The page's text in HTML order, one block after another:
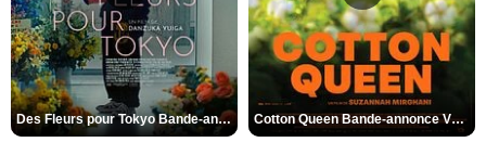
Des Fleurs pour Tokyo Bande-annonce VO STFR Cotton Queen Bande-annonce VO STFR